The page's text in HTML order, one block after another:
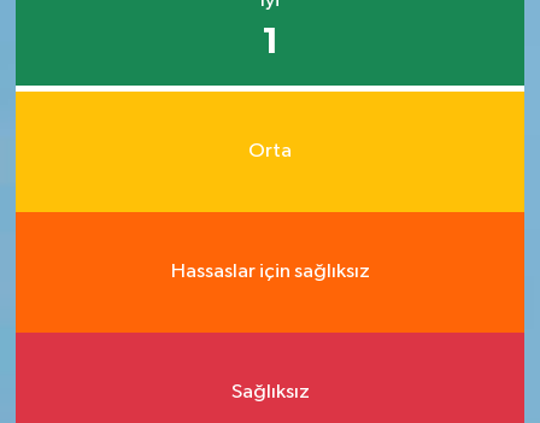
1
Orta
Hassaslar için sağlıksız
Sağlıksız